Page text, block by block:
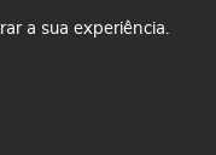
a sua experiência.